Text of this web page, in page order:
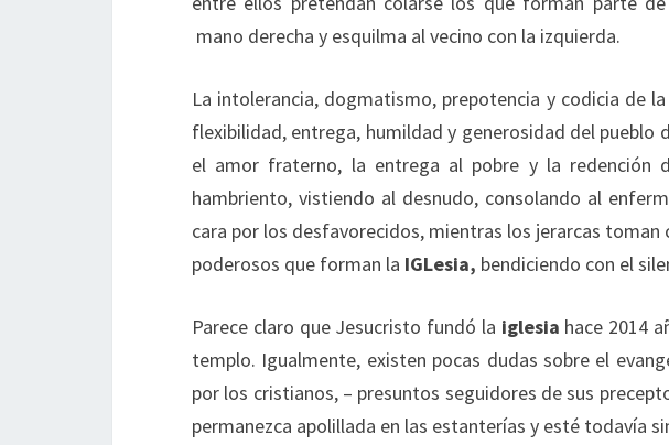
mano derecha y esquilma al vecino con la izquierda.
La intolerancia, dogmatismo, prepotencia y codicia de la
flexibilidad, entrega, humildad y generosidad del pueblo
el amor fraterno, la entrega al pobre y la redención
hambriento, vistiendo al desnudo, consolando al
cara por los desfavorecidos, mientras los jerarcas toman
poderosos que forman la IGLesia, bendiciendo con el
Parece claro que Jesucristo fundó la iglesia hace 2014
templo. Igualmente, existen pocas dudas sobre el
por los cristianos, – presuntos seguidores de sus
permanezca apolillada en las estanterías y esté todavía